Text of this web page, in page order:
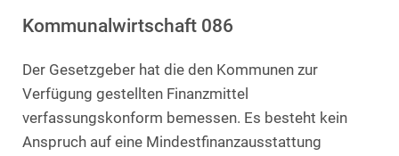
Kommunalwirtschaft 086
Der Gesetzgeber hat die den Kommunen zur
Verfügung gestellten Finanzmittel
verfassungskonform bemessen. Es besteht kein
Anspruch auf eine Mindestfinanzausstattung